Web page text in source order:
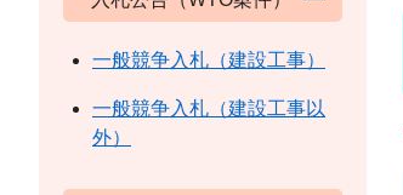
一般競争入札（建設工事）
一般競争入札（建設工事以
外）